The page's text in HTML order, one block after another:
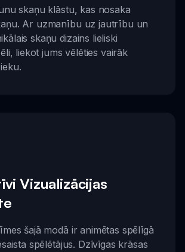
skaņu klāstu, kas nosaka
Ar uzmanību uz jautrību un
skaņu dizains lieliski
liekot jums vēlēties vairāk
Vizualizācijas
šajā modā ir animētas spēlīgā
spēlētājus. Dzīvīgas krāsas